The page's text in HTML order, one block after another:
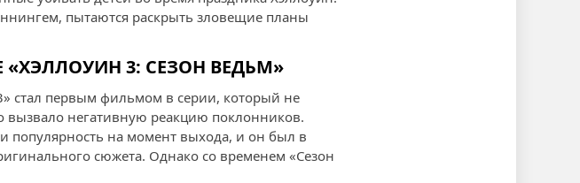
пытаются раскрыть зловещие планы
3: СЕЗОН ВЕДЬМ»
стал первым фильмом в серии, который не
негативную реакцию поклонников.
популярность на момент выхода, и он был в
сюжета. Однако со временем «Сезон